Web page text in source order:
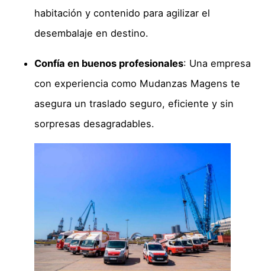
habitación y contenido para agilizar el
desembalaje en destino.
Confía en buenos profesionales: Una empresa
con experiencia como Mudanzas Magens te
asegura un traslado seguro, eficiente y sin
sorpresas desagradables.